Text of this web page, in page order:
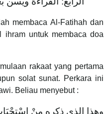
membaca Al-Fatihah dan
ihram untuk membaca doa
rakaat yang pertama
solat sunat. Perkara ini
Beliau menyebut :
وهذا الذى ذكره مِنْ